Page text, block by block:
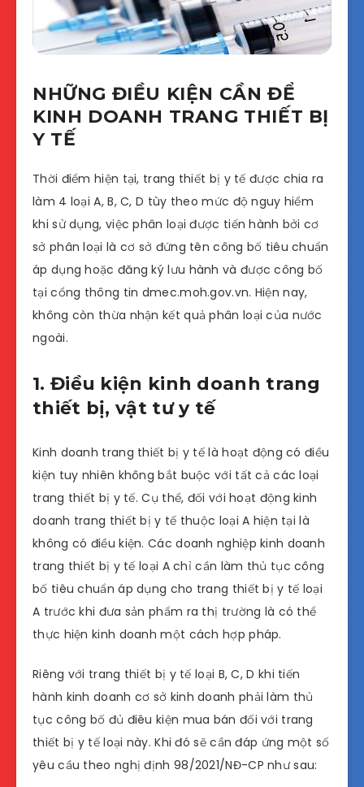
NHỮNG ĐIỀU KIỆN CẦN ĐỂ
KINH DOANH TRANG THIẾT BỊ
Y TẾ
Thời điểm hiện tại, trang thiết bị y tế được chia ra
làm 4 loại A, B, C, D tùy theo mức độ nguy hiểm
khi sử dụng, việc phân loại được tiến hành bởi cơ
sở phân loại là cơ sở đứng tên công bố tiêu chuẩn
áp dụng hoặc đăng ký lưu hành và được công bố
tại cổng thông tin dmec.moh.gov.vn. Hiện nay,
không còn thừa nhận kết quả phân loại của nước
ngoài.
1. Điều kiện kinh doanh trang
thiết bị, vật tư y tế
Kinh doanh trang thiết bị y tế là hoạt động có điều
kiện tuy nhiên không bắt buộc với tất cả các loại
trang thiết bị y tế. Cụ thể, đối với hoạt động kinh
doanh trang thiết bị y tế thuộc loại A hiện tại là
không có điều kiện. Các doanh nghiệp kinh doanh
trang thiết bị y tế loại A chỉ cần làm thủ tục công
bố tiêu chuẩn áp dụng cho trang thiết bị y tế loại
A trước khi đưa sản phẩm ra thị trường là có thể
thực hiện kinh doanh một cách hợp pháp.
Riêng với trang thiết bị y tế loại B, C, D khi tiến
hành kinh doanh cơ sở kinh doanh phải làm thủ
tục công bố đủ điêu kiện mua bán đối với trang
thiết bị y tế loại này. Khi đó sẽ cần đáp ứng một số
yêu cầu theo nghị định 98/2021/NĐ-CP như sau: